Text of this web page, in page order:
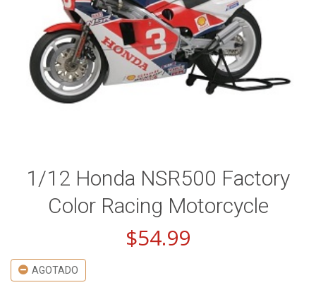
1/12 Honda NSR500 Factory
Color Racing Motorcycle
$54.99
AGOTADO